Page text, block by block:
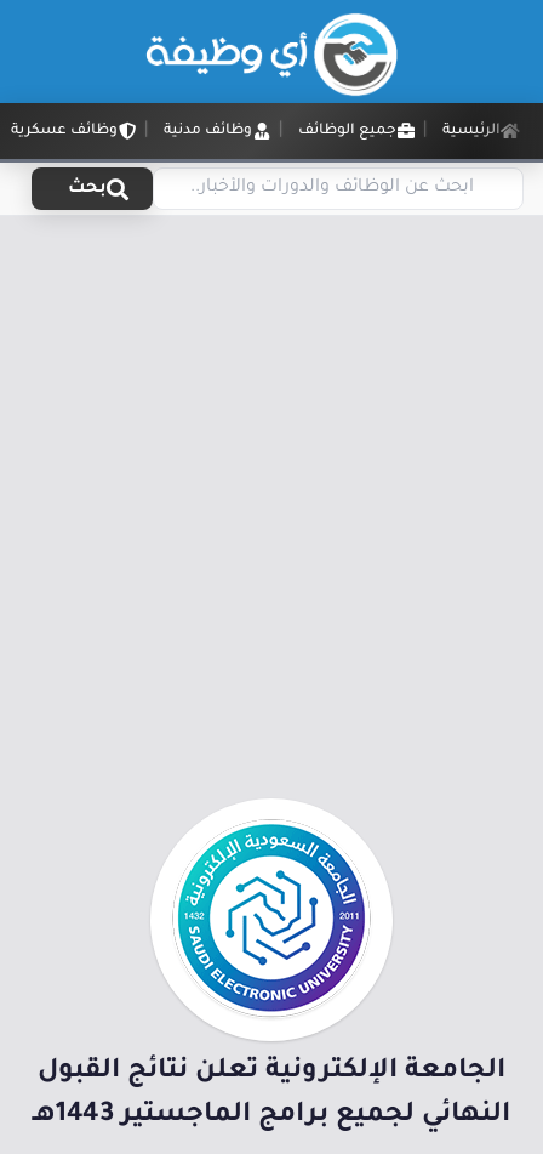
الرئيسية جميع الوظائف وظائف مدنية وظائف عسكرية
بحث
الجامعة الإلكترونية تعلن نتائج القبول
النهائي لجميع برامج الماجستير 1443هـ